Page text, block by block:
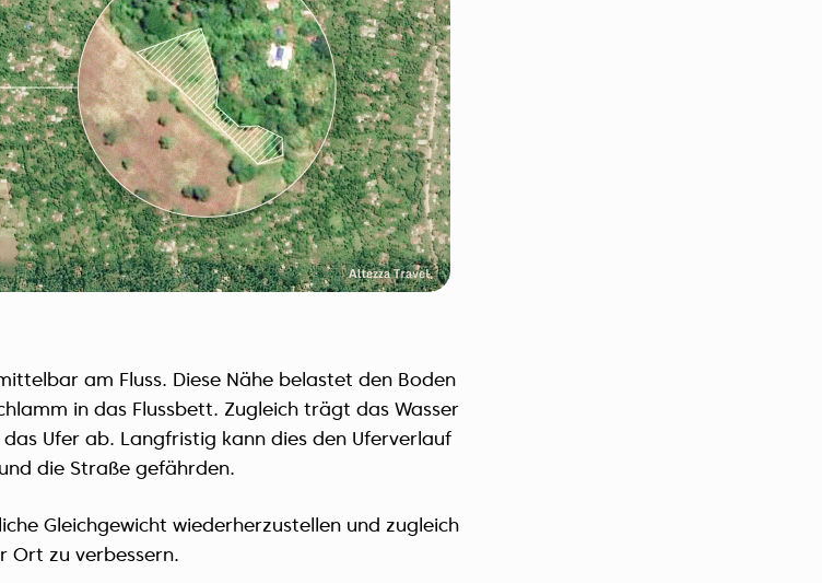
am Fluss. Diese Nähe belastet den Boden
in das Flussbett. Zugleich trägt das Wasser
Ufer ab. Langfristig kann dies den Uferverlauf
die Straße gefährden.
Gleichgewicht wiederherzustellen und zugleich
Ort zu verbessern.